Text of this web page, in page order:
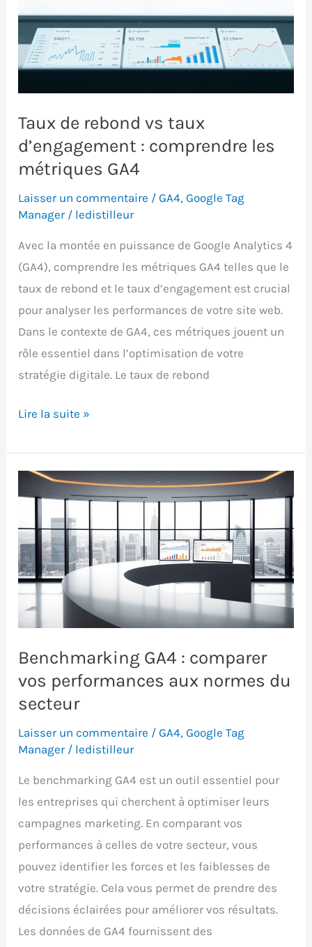
avec
GA4
:
méthode
et
pièges
Taux de rebond vs taux
d’engagement : comprendre les
métriques GA4
Laisser un commentaire /GA4,Google Tag
Manager/ ledistilleur
Avec la montée en puissance de Google Analytics 4
(GA4), comprendre les métriques GA4 telles que le
taux de rebond et le taux d’engagement est crucial
pour analyser les performances de votre site web.
Dans le contexte de GA4, ces métriques jouent un
rôle essentiel dans l’optimisation de votre
stratégie digitale. Le taux de rebond
Taux
rebond
taux
d’engagement
:
comprendre
les
métriques
GA4
Lire la suite »
Benchmarking GA4 : comparer
vos performances aux normes du
secteur
Laisser un commentaire /GA4,Google Tag
Manager/ ledistilleur
Le benchmarking GA4 est un outil essentiel pour
les entreprises qui cherchent à optimiser leurs
campagnes marketing. En comparant vos
performances à celles de votre secteur, vous
pouvez identifier les forces et les faiblesses de
votre stratégie. Cela vous permet de prendre des
décisions éclairées pour améliorer vos résultats.
Les données de GA4 fournissent des